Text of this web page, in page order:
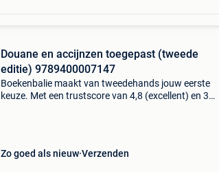
Douane en accijnzen toegepast (tweede
editie) 9789400007147
Boekenbalie maakt van tweedehands jouw eerste
keuze. Met een trustscore van 4,8 (excellent) en 30
Zo goed als nieuw Verzenden